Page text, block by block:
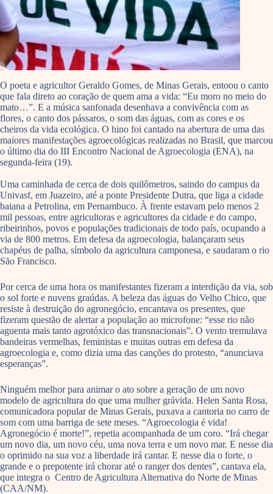
O poeta e agricultor Geraldo Gomes, de Minas Gerais, entoou o canto
que fala direto ao coração de quem ama a vida: “Eu moro no meio do
mato…”. E a música sanfonada desenhava a convivência com as
flores, o canto dos pássaros, o som das águas, com as cores e os
cheiros da vida ecológica. O hino foi cantado na abertura de uma das
maiores manifestações agroecológicas realizadas no Brasil, que marcou
o último dia do III Encontro Nacional de Agroecologia (ENA), na
segunda-feira (19).
Uma caminhada de cerca de dois quilômetros, saindo do campus da
Univasf, em Juazeiro, até a ponte Presidente Dutra, que liga a cidade
baiana a Petrolina, em Pernambuco. À frente estavam pelo menos 2
mil pessoas, entre agricultoras e agricultores da cidade e do campo,
ribeirinhos, povos e populações tradicionais de todo país, ocupando a
via de 800 metros. Em defesa da agroecologia, balançaram seus
chapéus de palha, símbolo da agricultura camponesa, e saudaram o rio
São Francisco.
Por cerca de uma hora os manifestantes fizeram a interdição da via, sob
o sol forte e nuvens graúdas. A beleza das águas do Velho Chico, que
resiste à destruição do agronegócio, encantava os presentes, que
fizeram questão de alertar a população ao microfone: “esse rio não
aguenta mais tanto agrotóxico das transnacionais”. O vento tremulava
bandeiras vermelhas, feministas e muitas outras em defesa da
agroecologia e, como dizia uma das canções do protesto, “anunciava
esperanças”.
Ninguém melhor para animar o ato sobre a geração de um novo
modelo de agricultura do que uma mulher grávida. Helen Santa Rosa,
comunicadora popular de Minas Gerais, puxava a cantoria no carro de
som com uma barriga de sete meses. “Agroecologia é vida!
Agronegócio é morte!”, repetia acompanhada de um coro. “Irá chegar
um novo dia, um novo céu, uma nova terra e um novo mar. E nesse dia
o oprimido na sua voz a liberdade irá cantar. E nesse dia o forte, o
grande e o prepotente irá chorar até o ranger dos dentes”, cantava ela,
que integra o Centro de Agricultura Alternativa do Norte de Minas
(CAA/NM).